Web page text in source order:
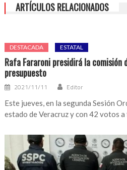
ARTÍCULOS RELACIONADOS
DESTACADA ESTATAL
Rafa Fararoni presidirá la comisión
presupuesto
2021/11/11 Editor
Este jueves, en la segunda Sesión
estado de Veracruz y con 42 votos